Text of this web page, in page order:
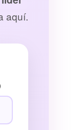
aquí.